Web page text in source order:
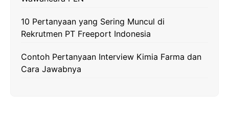
10 Pertanyaan yang Sering Muncul di
Rekrutmen PT Freeport Indonesia
Contoh Pertanyaan Interview Kimia Farma dan
Cara Jawabnya